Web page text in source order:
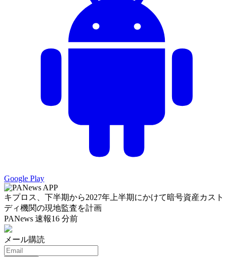
Google Play
キプロス、下半期から2027年上半期にかけて暗号資産カスト
ディ機関の現地監査を計画
PANews 速報16 分前
メール購読